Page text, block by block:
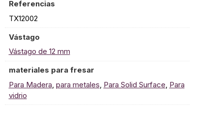
Referencias
TX12002
Vástago
Vástago de 12 mm
materiales para fresar
Para Madera para metales Para Solid Surface Para
vidrio